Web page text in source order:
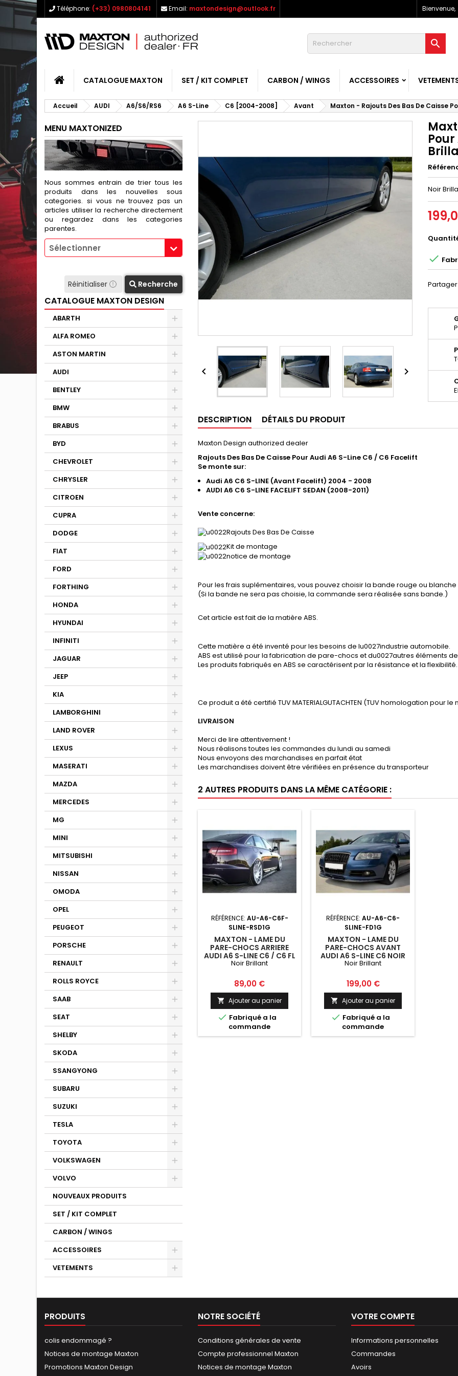
Téléphone: (+33) 0980804141 Email: maxtondesign@outlook.fr Bienvenue,

CATALOGUE MAXTON SET / KIT COMPLET CARBON / WINGS ACCESSOIRES
Accueil AUDI A6/S6/RS6 A6 S-Line C6 [2004-2008] Avant Maxton - Rajouts Des Bas De Caisse
MENU MAXTONIZED
Nous sommes entrain de trier tous les
produits dans les nouvelles sous
categories. si vous ne trouvez pas un
articles utiliser la recherche directement
ou regardez dans les categories
parentes.
Sélectionner
Réinitialiser Recherche
CATALOGUE MAXTON DESIGN
ABARTH
ALFA ROMEO
ASTON MARTIN
AUDI
BENTLEY
BMW
BRABUS
BYD
CHEVROLET
CHRYSLER
CITROEN
CUPRA
DODGE
FIAT
FORD
FORTHING
HONDA
HYUNDAI
INFINITI
JAGUAR
JEEP
KIA
LAMBORGHINI
LAND ROVER
LEXUS
MASERATI
MAZDA
MERCEDES
MG
MINI
MITSUBISHI
NISSAN
OMODA
OPEL
PEUGEOT
PORSCHE
RENAULT
ROLLS ROYCE
SAAB
SEAT
SHELBY
SKODA
SSANGYONG
SUBARU
SUZUKI
TESLA
TOYOTA
VOLKSWAGEN
VOLVO
NOUVEAUX PRODUITS
SET / KIT COMPLET
CARBON / WINGS
ACCESSOIRES
VETEMENTS
 
Pour
Noir

Partager
DESCRIPTION DÉTAILS DU PRODUIT
Maxton Design authorized dealer
Rajouts Des Bas De Caisse Pour Audi A6 S-Line C6 / C6 Facelift
Se monte sur:
Audi A6 C6 S-LINE (Avant Facelift) 2004 - 2008
AUDI A6 C6 S-LINE FACELIFT SEDAN (2008-2011)
Vente concerne:
Rajouts Des Bas De Caisse
Kit de montage
notice de montage
Pour les frais suplémentaires, vous pouvez choisir la bande rouge ou
(Si la bande ne sera pas choisie, la commande sera réalisée sans bande.)
Cet article est fait de la matière ABS.
Cette matière a été inventé pour les besoins de lu0027industrie automobile.
ABS est utilisé pour la fabrication de pare-chocs et du0027autres éléments
Les produits fabriqués en ABS se caractérisent par la résistance et la flexibilité.
Ce produit a été certifié TUV MATERIALGUTACHTEN (TUV homologation pour
LIVRAISON
Merci de lire attentivement !
Nous réalisons toutes les commandes du lundi au samedi
Nous envoyons des marchandises en parfait état
Les marchandises doivent être vérifiées en présence du transporteur
2 AUTRES PRODUITS DANS LA MÊME CATÉGORIE :
RÉFÉRENCE: AU-A6-C6F-
SLINE-RSD1G
MAXTON - LAME DU
PARE-CHOCS ARRIERE
AUDI A6 S-LINE C6 / C6 FL
SEDAN / AVANT NOIR
Noir Brillant
Prix
89,00 €
 Ajouter au panier
 Fabriqué a la
commande
RÉFÉRENCE: AU-A6-C6-
SLINE-FD1G
MAXTON - LAME DU
PARE-CHOCS AVANT
AUDI A6 S-LINE C6 NOIR
BRILLANT
Noir Brillant
Prix
199,00 €
 Ajouter au panier
 Fabriqué a la
commande
PRODUITS
colis endommagé ?
Notices de montage Maxton
Promotions Maxton Design
NOTRE SOCIÉTÉ
Conditions générales de vente
Compte professionnel Maxton
Notices de montage Maxton
VOTRE COMPTE
Informations personnelles
Commandes
Avoirs